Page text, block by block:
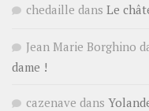
chedaille dans Le
Jean Marie Borghino
dame !
cazenave dans